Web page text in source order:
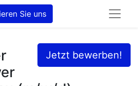
Sie uns
Jetzt bewerben!